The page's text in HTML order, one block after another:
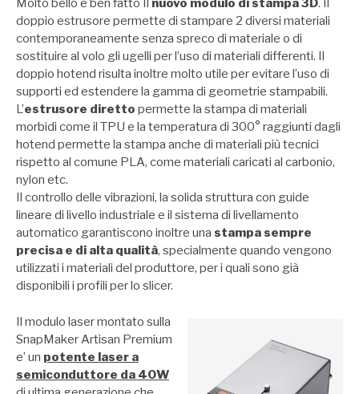
Molto bello e ben fatto Il nuovo modulo di stampa 3D. Il
doppio estrusore permette di stampare 2 diversi materiali
contemporaneamente senza spreco di materiale o di
sostituire al volo gli ugelli per l’uso di materiali differenti. Il
doppio hotend risulta inoltre molto utile per evitare l’uso di
supporti ed estendere la gamma di geometrie stampabili.
L’estrusore diretto permette la stampa di materiali
morbidi come il TPU e la temperatura di 300° raggiunti dagli
hotend permette la stampa anche di materiali più tecnici
rispetto al comune PLA, come materiali caricati al carbonio,
nylon etc.
Il controllo delle vibrazioni, la solida struttura con guide
lineare di livello industriale e il sistema di livellamento
automatico garantiscono inoltre una stampa sempre
precisa e di alta qualità, specialmente quando vengono
utilizzati i materiali del produttore, per i quali sono già
disponibili i profili per lo slicer.
Il modulo laser montato sulla
SnapMaker Artisan Premium
e’ un potente laser a
semiconduttore da 40W